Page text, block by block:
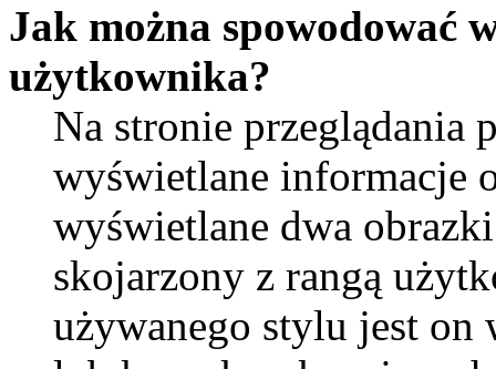
Jak można spowodować
użytkownika?
Na stronie przeglądania
wyświetlane informacje
wyświetlane dwa
skojarzony z rangą
używanego stylu jest